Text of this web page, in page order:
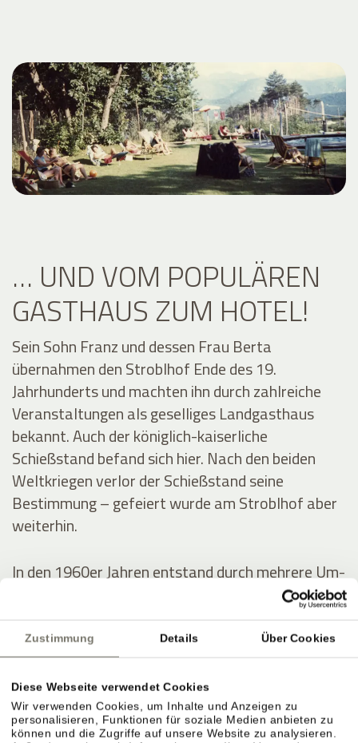
Zustimmung Details Über Cookies
Diese Webseite verwendet Cookies
Wir verwenden Cookies, um Inhalte und Anzeigen zu
personalisieren, Funktionen für soziale Medien anbieten zu
können und die Zugriffe auf unsere Website zu analysieren.
… UND VOM POPULÄREN
GASTHAUS ZUM HOTEL!
Sein Sohn Franz und dessen Frau Berta
übernahmen den Stroblhof Ende des 19.
Jahrhunderts und machten ihn durch zahlreiche
Veranstaltungen als geselliges Landgasthaus
bekannt. Auch der königlich-kaiserliche
Schießstand befand sich hier. Nach den beiden
Weltkriegen verlor der Schießstand seine
Bestimmung – gefeiert wurde am Stroblhof aber
weiterhin.
In den 1960er Jahren entstand durch mehrere Um-
und Zubauten das erste Hotel mit Freibad im
Überetsch. Der junge Erbe Josef Hanni-Ausserer
baute 1972 das erste Hallenbad der Region,
errichtete zwei Tennisplätze und intensivierte die
Weinproduktion.